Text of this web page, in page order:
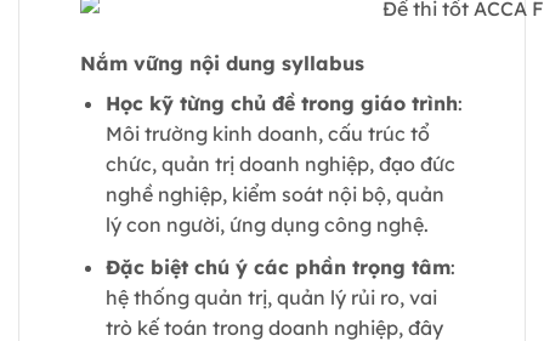
Nắm vững nội dung syllabus
Học kỹ từng chủ đề trong giáo trình:
Môi trường kinh doanh, cấu trúc tổ
chức, quản trị doanh nghiệp, đạo đức
nghề nghiệp, kiểm soát nội bộ, quản
lý con người, ứng dụng công nghệ.
Đặc biệt chú ý các phần trọng tâm:
hệ thống quản trị, quản lý rủi ro, vai
trò kế toán trong doanh nghiệp, đây